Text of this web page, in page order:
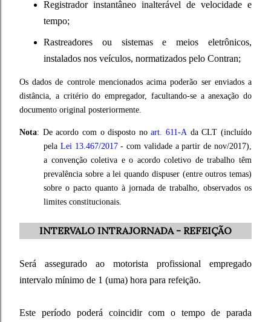
Registrador instantâneo inalterável de velocidade e
tempo;
Rastreadores ou sistemas e meios eletrônicos,
instalados nos veículos, normatizados pelo Contran;
Os dados de controle mencionados acima poderão ser enviados a
distância, a critério do empregador, facultando-se a anexação do
documento original posteriormente.
Nota: De acordo com o disposto noart. 611-A da CLT (incluído
pela Lei 13.467/2017- com validade a partir de nov/2017),
a convenção coletiva e o acordo coletivo de trabalho têm
prevalência sobre a lei quando dispuser (entre outros temas)
sobre o pacto quanto à jornada de trabalho, observados os
limites constitucionais.
INTERVALO INTRAJORNADA - REFEIÇÃO
Será assegurado ao motorista profissional empregado
intervalo mínimo de 1 (uma) hora para refeição.
Este período poderá coincidir com o tempo de parada